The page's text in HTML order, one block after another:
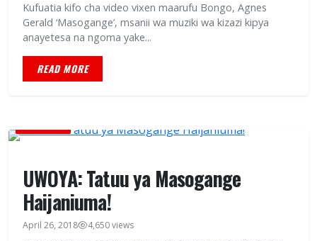
Kufuatia kifo cha video vixen maarufu Bongo, Agnes
Gerald ‘Masogange’, msanii wa muziki wa kizazi kipya
anayetesa na ngoma yake...
READ MORE
UWOYA: Tatuu ya Masogange
Haijaniuma!
April 26, 2018 4,650 views